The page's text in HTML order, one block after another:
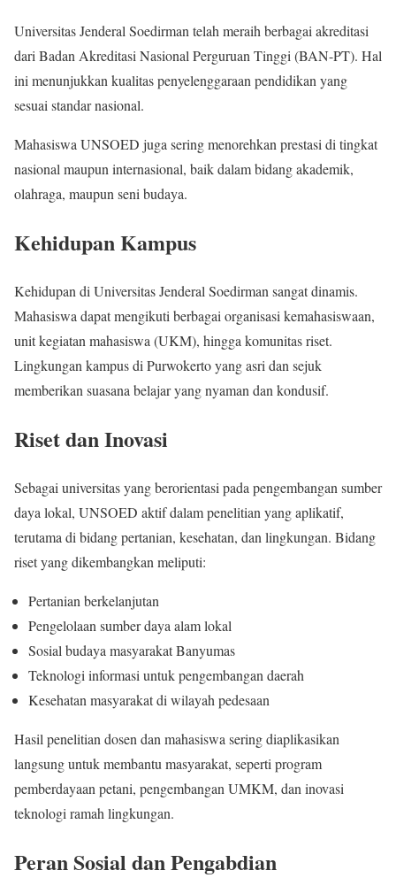
Universitas Jenderal Soedirman telah meraih berbagai akreditasi
dari Badan Akreditasi Nasional Perguruan Tinggi (BAN-PT). Hal
ini menunjukkan kualitas penyelenggaraan pendidikan yang
sesuai standar nasional.
Mahasiswa UNSOED juga sering menorehkan prestasi di tingkat
nasional maupun internasional, baik dalam bidang akademik,
olahraga, maupun seni budaya.
Kehidupan Kampus
Kehidupan di Universitas Jenderal Soedirman sangat dinamis.
Mahasiswa dapat mengikuti berbagai organisasi kemahasiswaan,
unit kegiatan mahasiswa (UKM), hingga komunitas riset.
Lingkungan kampus di Purwokerto yang asri dan sejuk
memberikan suasana belajar yang nyaman dan kondusif.
Riset dan Inovasi
Sebagai universitas yang berorientasi pada pengembangan sumber
daya lokal, UNSOED aktif dalam penelitian yang aplikatif,
terutama di bidang pertanian, kesehatan, dan lingkungan. Bidang
riset yang dikembangkan meliputi:
Pertanian berkelanjutan
Pengelolaan sumber daya alam lokal
Sosial budaya masyarakat Banyumas
Teknologi informasi untuk pengembangan daerah
Kesehatan masyarakat di wilayah pedesaan
Hasil penelitian dosen dan mahasiswa sering diaplikasikan
langsung untuk membantu masyarakat, seperti program
pemberdayaan petani, pengembangan UMKM, dan inovasi
teknologi ramah lingkungan.
Peran Sosial dan Pengabdian